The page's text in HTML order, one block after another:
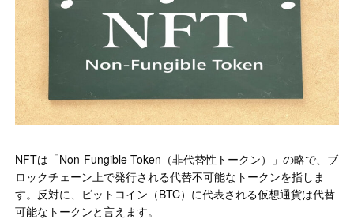
NFTは「Non-Fungible Token（非代替性トークン）」の略で、ブ
ロックチェーン上で発行される代替不可能なトークンを指しま
す。反対に、ビットコイン（BTC）に代表される仮想通貨は代替
可能なトークンと言えます。